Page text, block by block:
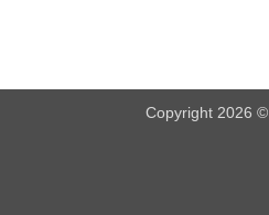
Copyright 2026 ©